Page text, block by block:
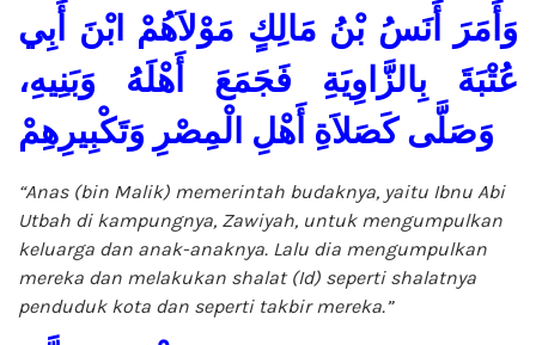
وَأَمَرَ أَنَسُ بْنُ مَالِكٍ مَوْلاَهُمْ ابْنَ أَبِي
عُتْبَةَ بِالزَّاوِيَةِ فَجَمَعَ أَهْلَهُ وَبَنِيهِ،
وَصَلَّى كَصَلاَةِ أَهْلِ الْمِصْرِ وَتَكْبِيرِهِمْ
“Anas (bin Malik) memerintah budaknya, yaitu Ibnu Abi
Utbah di kampungnya, Zawiyah, untuk mengumpulkan
keluarga dan anak-anaknya. Lalu dia mengumpulkan
mereka dan melakukan shalat (Id) seperti shalatnya
penduduk kota dan seperti takbir mereka.”